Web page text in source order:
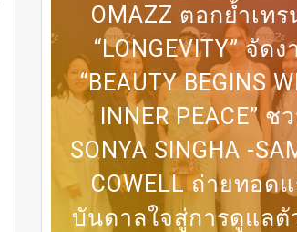
BEDO เดินหน้าจัดกิจ
เจรจาธุรกิจ “BIO
31 ก.ค เที่ยงตรง กดบั
ทันนะเพื่อน โปรฯเ
คำราม 990บาท ราค
DERMASTER X
เปิดเวที
นานาชาติ​ แลกเปลี่ย
ความรู้ด้านศัลยกรรม
OMAZZ ตอกย้ำเทร
“LONGEVITY” จัดง
“BEAUTY BEGINS
INNER PEACE” ช
SONYA SINGHA -​
COWELL ถ่ายทอดแ
บันดาลใจสู่การดูแลตั
DERMASTER เปิดเว
เปลี่ยนความเชี่ยวชา